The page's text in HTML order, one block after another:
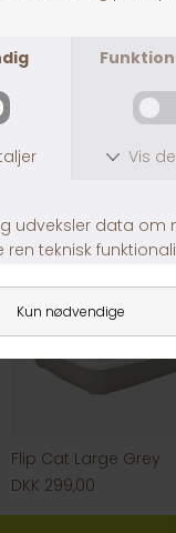
Clever Cat Toilette
Flip Cat Large Grey
DKK 299,00